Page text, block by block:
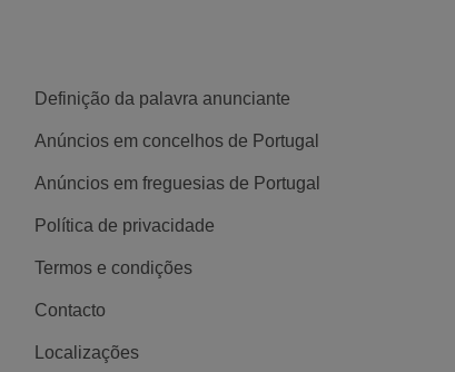
Definição da palavra anunciante
Anúncios em concelhos de Portugal
Anúncios em freguesias de Portugal
Política de privacidade
Termos e condições
Contacto
Localizações